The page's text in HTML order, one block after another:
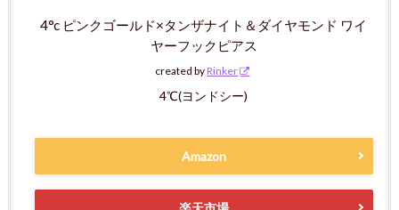
4°c ピンクゴールド×タンザナイト＆ダイヤモンド ワイ
ヤーフックピアス
created by Rinker
4℃(ヨンドシー)
Amazon